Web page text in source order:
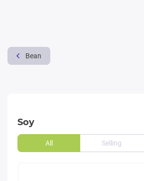
Bean
Soy
All Selling